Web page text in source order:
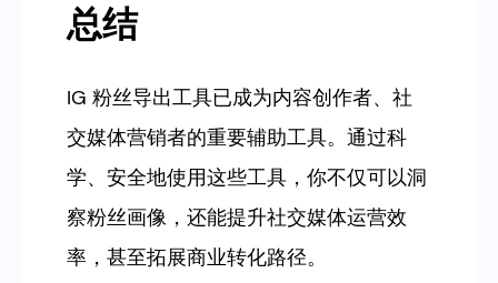
总结
IG 粉丝导出工具已成为内容创作者、社
交媒体营销者的重要辅助工具。通过科
学、安全地使用这些工具，你不仅可以洞
察粉丝画像，还能提升社交媒体运营效
率，甚至拓展商业转化路径。